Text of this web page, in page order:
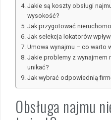
Jakie są koszty obsługi
wysokość?
Jak przygotować
Jak selekcja lokatorów
Umowa wynajmu – co warto
Jakie problemy z wynajmem
unikać?
Jak wybrać odpowiednią
Obsługa najmu